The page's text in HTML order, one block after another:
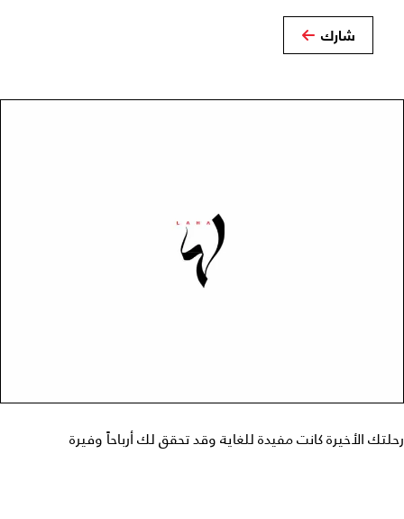
شارك
رحلتك الأخيرة كانت مفيدة للغاية وقد تحقق لك أرباحاً وفيرة